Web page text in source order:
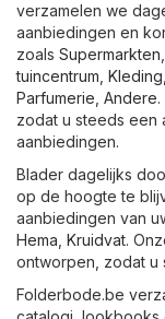
verzamelen we
aanbiedingen en
zoals Supermarkten
tuincentrum
Parfumerie Andere
zodat u steeds een
aanbiedingen.
Blader dagelijks
op de hoogte te
aanbiedingen van
Hema Kruidvat.
ontworpen, zodat u
Folderbode.be